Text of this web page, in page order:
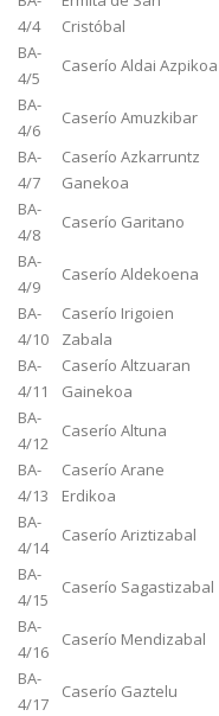
4/4
Cristóbal
BA-
4/5
Caserío Aldai Azpikoa
BA-
4/6
Caserío Amuzkibar
BA-
4/7
Caserío Azkarruntz
Ganekoa
BA-
4/8
Caserío Garitano
BA-
4/9
Caserío Aldekoena
BA-
4/10
Caserío Irigoien
Zabala
BA-
4/11
Caserío Altzuaran
Gainekoa
BA-
4/12
Caserío Altuna
BA-
4/13
Caserío Arane
Erdikoa
BA-
4/14
Caserío Ariztizabal
BA-
4/15
Caserío Sagastizabal
BA-
4/16
Caserío Mendizabal
BA-
4/17
Caserío Gaztelu